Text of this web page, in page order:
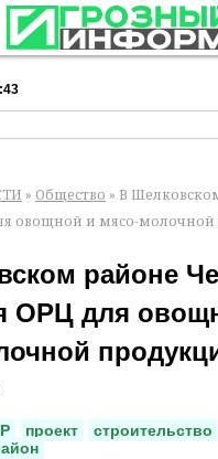
» Общество » В
овощной и мясо-
районе
ОРЦ для
проект строительство